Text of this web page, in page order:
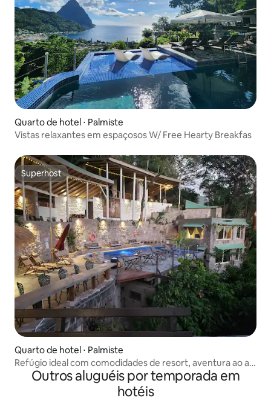
Quarto de hotel ⋅ Palmiste
Vistas relaxantes em espaçosos W/ Free Hearty Breakfas
Superhost
Superhost
Quarto de hotel ⋅ Palmiste
Refúgio ideal com comodidades de resort, aventura ao ar
Outros aluguéis por temporada em
hotéis